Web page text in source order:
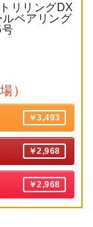
リリングDX
ルベアリング
）
￥3,493
￥2,968
￥2,968